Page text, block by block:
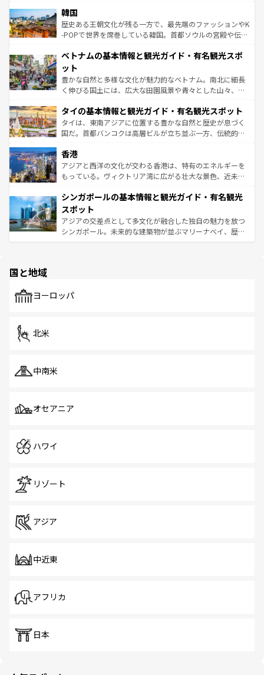
はコンテンツ一覧
いる。アクティビティも充実しており、サーフィンやダイ
ビング、ハイキングなど、アウトドア好きにはたまらな
い。オーストラリアの多彩な魅力を存分に味わいつくそ
参照してほしい。
ン）、静ひつな山岳地帯である台湾東部など、都市の喧騒
と山間の静けさが共存しており、訪れる人に新しい発見と
驚きをもたらしてくれる。また、奥深い台湾の食文化も魅
容にもいいと評判のスイーツなど、バラエティ豊かな料理
照してほしい。
韓国
歴史ある王朝文化が残る一方で、最先端のファッションやK
-POPで世界を席巻している韓国。首都ソウルの宮殿や伝統
き、地方に足を延ばせば四季折々の自然美を楽しむことが
できる。そして、キムチや焼肉、絶品のストリートフード
まで、さまざまな韓国料理が待っている。夜には、韓国な
らではのナイトライフも堪能できる。あたたかいホスピタ
わってみてほしい。 なお、新着の韓国情報はコンテンツ一
覧 を参照してほしい。
ベトナムの基本情報と観光ガイド・有名観光スポ
ット
豊かな自然と多様な文化が魅力的なベトナム。南北に細長
く伸びる国土には、広大な田園風景や青々とした山々、世
急速な発展と共に伝統が息づく。ハノイの古い町並みやホ
ーチミン市のフランス統治時代の建物も、独特の雰囲気を
醸し出している。また、バラエティの豊かさとおいしさで
とつ。フォーやバインミー、ベトナムコーヒーなどは、ぜ
ひ現地で味わいたい。どの地域を訪れてもあたたかい人々
が旅行者を迎えてくれるので、きっと忘れられない旅にな
参照してほしい。
タイの基本情報と観光ガイド・有名観光スポット
タイは、東南アジアに位置する豊かな自然と歴史が息づく
国だ。首都バンコクは高層ビルが立ち並ぶ一方、伝統的な
の活気が交差している。北部ではチェンマイなどの山岳地
帯で自然と触れ合い、南部ではプーケットやクラビの美し
いビーチでリゾート気分を楽しむことができる。タイ料理
激する。気候は一年中温暖で、どの季節にも異なる楽しみ
が待っている。親しみやすいタイの人々、仏教を中心とし
た文化、そして多様な観光資源が、訪れる旅人を魅了し続
ける。 なお、新着のタイ情報はコンテンツ一覧を参照して
香港
アジアと西洋の文化が交わる香港は、特有のエネルギーを
もっている。ヴィクトリア湾に広がる壮大な景色、近未来
み、どこを訪れても感動するはず。観光スポットが密集し
ており、効率よく見どころを回れるのも魅力。息をのむよ
うな絶景から文化的な体験まで、香港を存分に楽しみ尽く
そう。 なお、新着の香港情報はコンテンツ一覧を参照して
シンガポールの基本情報と観光ガイド・有名観光
スポット
アジアの交差点として多文化が融合した独自の魅力を放つ
シンガポール。未来的な建築物が並ぶマリーナベイ、歴史
で、ホーカーズは地元の風情を楽しめる外せないスポット
国と地域
ヨーロッパ
北米
中南米
オセアニア
ハワイ
リゾート
アジア
中近東
アフリカ
日本